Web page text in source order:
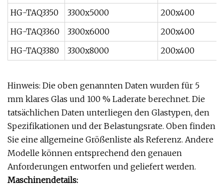
HG-TAQ3350 3300x5000
200x400
HG-TAQ3360
3300x6000
200x400
HG-TAQ3380
3300x8000 200x400
Hinweis: Die oben genannten Daten wurden für 5
mm klares Glas und 100 % Laderate berechnet. Die
tatsächlichen Daten unterliegen den Glastypen, den
Spezifikationen und der Belastungsrate. Oben finden
Sie eine allgemeine Größenliste als Referenz. Andere
Modelle können entsprechend den genauen
Anforderungen entworfen und geliefert werden.
Maschinendetails: